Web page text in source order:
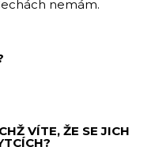
nemám.
VÍTE, ŽE SE JICH